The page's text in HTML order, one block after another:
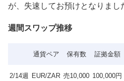
が、失速してお預けとなりまし
週間スワップ推移
通貨ペア 保有数 証拠金額
2/14週 EUR/ZAR 売10,000 100,000円